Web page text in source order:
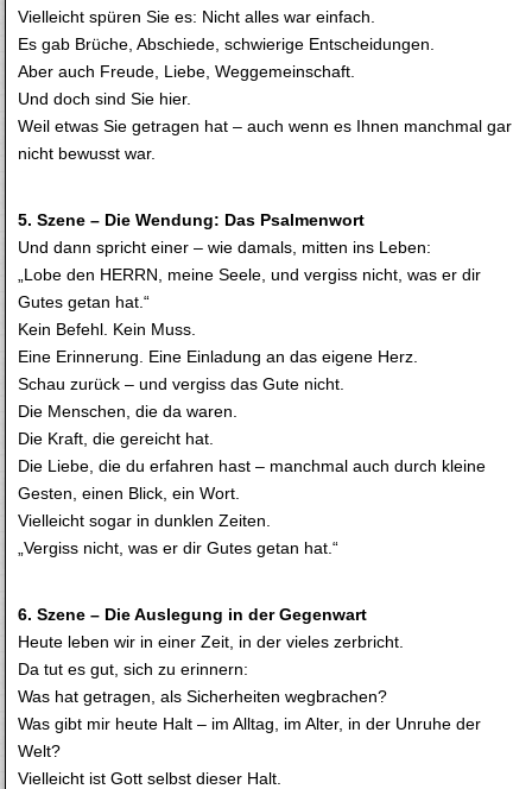
Vielleicht spüren Sie es: Nicht alles war einfach.
Es gab Brüche, Abschiede, schwierige Entscheidungen.
Aber auch Freude, Liebe, Weggemeinschaft.
Und doch sind Sie hier.
Weil etwas Sie getragen hat – auch wenn es Ihnen manchmal gar
nicht bewusst war.
5. Szene – Die Wendung: Das Psalmenwort
Und dann spricht einer – wie damals, mitten ins Leben:
„Lobe den HERRN, meine Seele, und vergiss nicht, was er dir
Gutes getan hat.“
Kein Befehl. Kein Muss.
Eine Erinnerung. Eine Einladung an das eigene Herz.
Schau zurück – und vergiss das Gute nicht.
Die Menschen, die da waren.
Die Kraft, die gereicht hat.
Die Liebe, die du erfahren hast – manchmal auch durch kleine
Gesten, einen Blick, ein Wort.
Vielleicht sogar in dunklen Zeiten.
„Vergiss nicht, was er dir Gutes getan hat.“
6. Szene – Die Auslegung in der Gegenwart
Heute leben wir in einer Zeit, in der vieles zerbricht.
Da tut es gut, sich zu erinnern:
Was hat getragen, als Sicherheiten wegbrachen?
Was gibt mir heute Halt – im Alltag, im Alter, in der Unruhe der
Welt?
Vielleicht ist Gott selbst dieser Halt.